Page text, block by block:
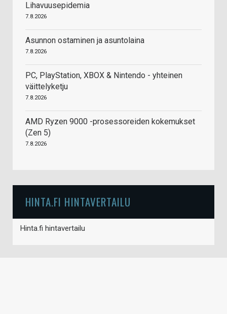
Lihavuusepidemia
7.8.2026
Asunnon ostaminen ja asuntolaina
7.8.2026
PC, PlayStation, XBOX & Nintendo - yhteinen
väittelyketju
7.8.2026
AMD Ryzen 9000 -prosessoreiden kokemukset
(Zen 5)
7.8.2026
HINTA.FI HINTAVERTAILU
Hinta.fi hintavertailu